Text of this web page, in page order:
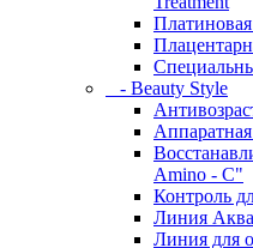
- Beauty Style
Amino - C"
Контроль
Линия
Линия для